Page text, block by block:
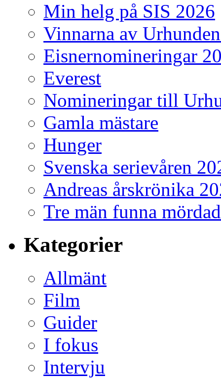
Min helg på SIS 2026
Vinnarna av
Eisnernomineringar
Everest
Nomineringar till
Gamla mästare
Hunger
Svenska serievåren
Andreas årskrönika
Tre män funna
Kategorier
Allmänt
Film
Guider
I fokus
Intervju